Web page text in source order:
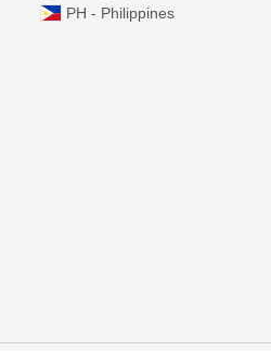
PH - Philippines